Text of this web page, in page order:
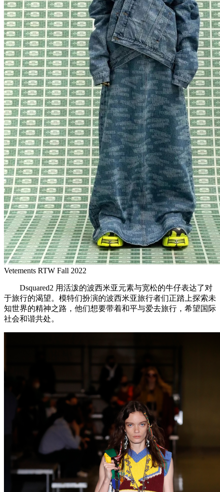
Vetements RTW Fall 2022
Dsquared2 用活泼的波西米亚元素与宽松的牛仔表达了对
于旅行的渴望。模特们扮演的波西米亚旅行者们正踏上探索未
知世界的精神之路，他们想要带着和平与爱去旅行，希望国际
社会和谐共处。